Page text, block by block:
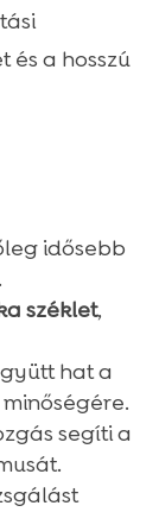
és a hosszú
idősebb
széklet,
hat a
segíti a